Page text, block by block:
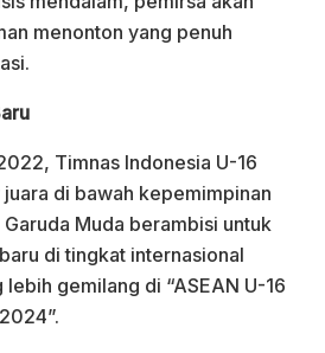
menonton yang penuh
Timnas Indonesia U-16
di bawah kepemimpinan
Muda berambisi untuk
di tingkat internasional
gemilang di “ASEAN U-16